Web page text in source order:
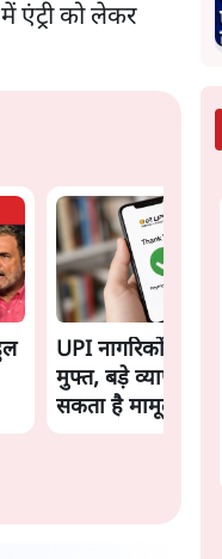
एंट्री को लेकर
UPI नागरिकों के
मुफ्त, बड़े
सकता है मामूली